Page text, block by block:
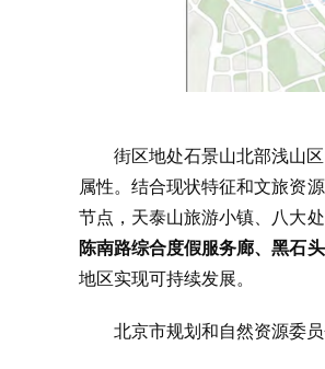
街区地处石景山北部浅山
属性。结合现状特征和文旅资
节点，天泰山旅游小镇、八大
陈南路综合度假服务廊、黑石
地区实现可持续发展。
北京市规划和自然资源委